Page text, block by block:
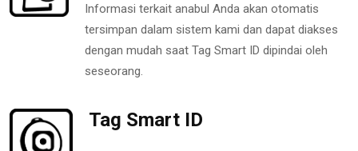
Informasi terkait anabul Anda akan otomatis
tersimpan dalam sistem kami dan dapat diakses
dengan mudah saat Tag Smart ID dipindai oleh
seseorang.
Tag Smart ID